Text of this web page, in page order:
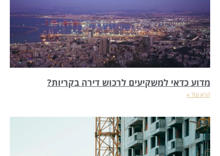
מדוע כדאי למשקיעים לרכוש דירה בקריות?
קרא עוד »